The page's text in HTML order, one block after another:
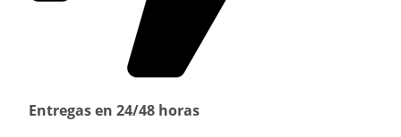
Entregas en 24/48 horas